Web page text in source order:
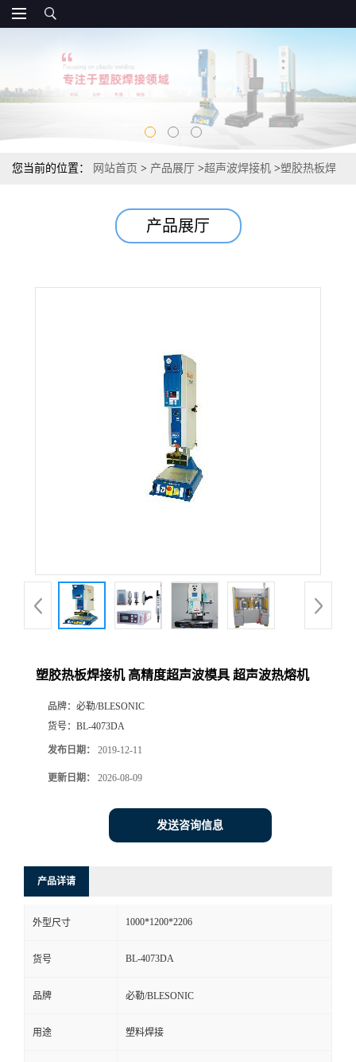
您当前的位置： 网站首页 > 产品展厅 >超声波焊接机 >塑胶热板焊
产品展厅
塑胶热板焊接机 高精度超声波模具 超声波热熔机
品牌： 必勒/BLESONIC
货号： BL-4073DA
发布日期： 2019-12-11
更新日期： 2026-08-09
发送咨询信息
产品详请
外型尺寸 1000*1200*2206
货号 BL-4073DA
品牌 必勒/BLESONIC
用途 塑料焊接